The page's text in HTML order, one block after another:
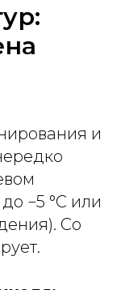
и
−5 °C или
Со